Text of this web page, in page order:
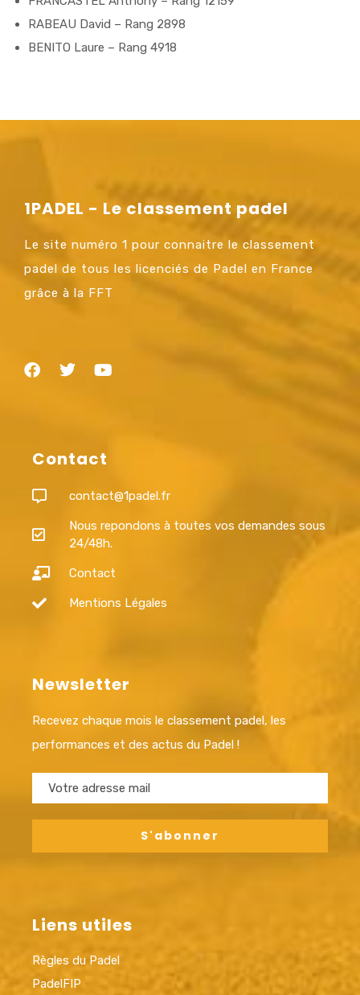
RABEAU David – Rang 2898
BENITO Laure – Rang 4918
1PADEL - Le classement padel
Le site numéro 1 pour connaitre le classement
padel de tous les licenciés de Padel en France
grâce à la FFT
Contact
contact@1padel.fr
Nous repondons à toutes vos demandes sous
24/48h.
Contact
Mentions Légales
Newsletter
Recevez chaque mois le classement padel, les
performances et des actus du Padel !
Liens utiles
Règles du Padel
PadelFIP